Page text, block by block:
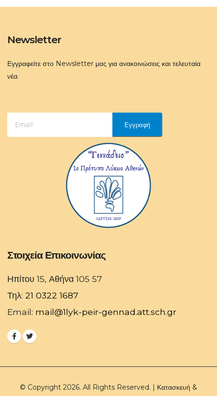
Newsletter
Εγγραφείτε στο Newsletter μας για ανακοινώσεις και τελευταία
νέα.
Εγγραφή
Στοιχεία Επικοινωνίας
Ηπίτου 15, Αθήνα 105 57
Τηλ: 21 0322 1687
Email: mail@1lyk-peir-gennad.att.sch.gr
© Copyright 2026. All Rights Reserved. | Κατασκευή &